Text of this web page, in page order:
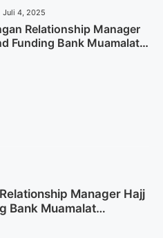
Juli 4, 2025
Relationship Manager
Funding Bank Muamalat
Manager Hajj
Bank Muamalat